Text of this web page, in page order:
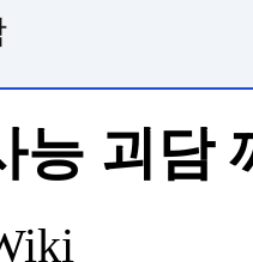
능 괴담